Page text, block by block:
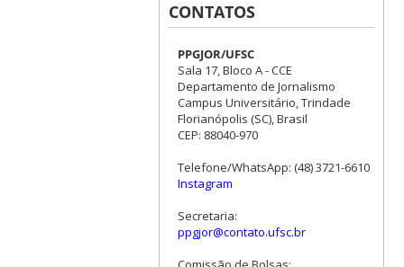
CONTATOS
PPGJOR/UFSC
Sala 17, Bloco A - CCE
Departamento de Jornalismo
Campus Universitário, Trindade
Florianópolis (SC), Brasil
CEP: 88040-970
Telefone/WhatsApp: (48) 3721-6610
Instagram
Secretaria:
ppgjor@contato.ufsc.br